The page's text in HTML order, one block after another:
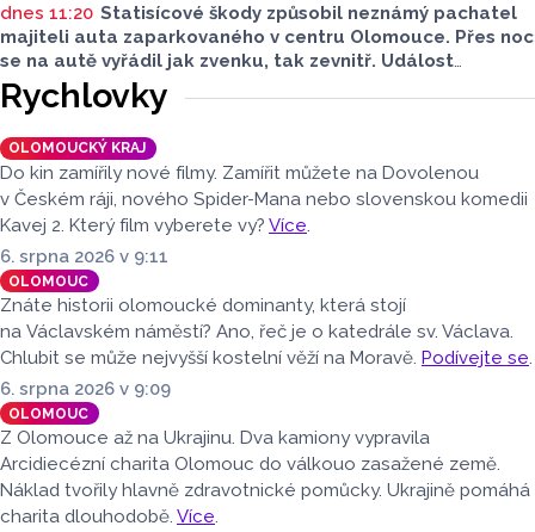
dnes 11:20 Statisícové škody způsobil neznámý pachatel
majiteli auta zaparkovaného v centru Olomouce. Přes noc
se na autě vyřádil jak zvenku, tak zevnitř. Událost
vyšetřovali olomoučtí policisté a v ranních hodinách o ní
informovala tisková mluvčí Marie Šafářová. Pachateli
hrozí i vězení.
Rychlovky
OLOMOUCKÝ KRAJ
Do kin zamířily nové filmy. Zamířit můžete na Dovolenou
v Českém ráji, nového Spider-Mana nebo slovenskou komedii
Kavej 2. Který film vyberete vy? Více.
6. srpna 2026 v 9:11
OLOMOUC
Znáte historii olomoucké dominanty, která stojí
na Václavském náměstí? Ano, řeč je o katedrále sv. Václava.
Chlubit se může nejvyšší kostelní věží na Moravě. Podívejte se.
6. srpna 2026 v 9:09
OLOMOUC
Z Olomouce až na Ukrajinu. Dva kamiony vypravila
Arcidiecézní charita Olomouc do válkouo zasažené země.
Náklad tvořily hlavně zdravotnické pomůcky. Ukrajině pomáhá
charita dlouhodobě. Více.